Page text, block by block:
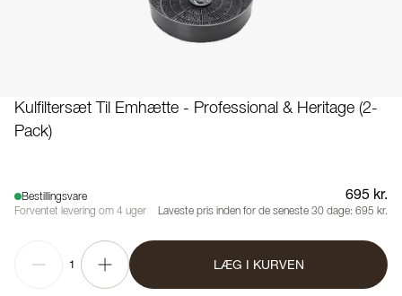
Kulfiltersæt Til Emhætte - Professional & Heritage (2-
Pack)
Bestillingsvare
Forventet levering om 4 uger
695 kr.
Laveste pris inden for de seneste 30 dage: 695 kr.
1 LÆG I KURVEN